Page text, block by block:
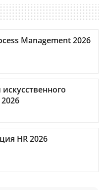
Management 2026
HR 2026